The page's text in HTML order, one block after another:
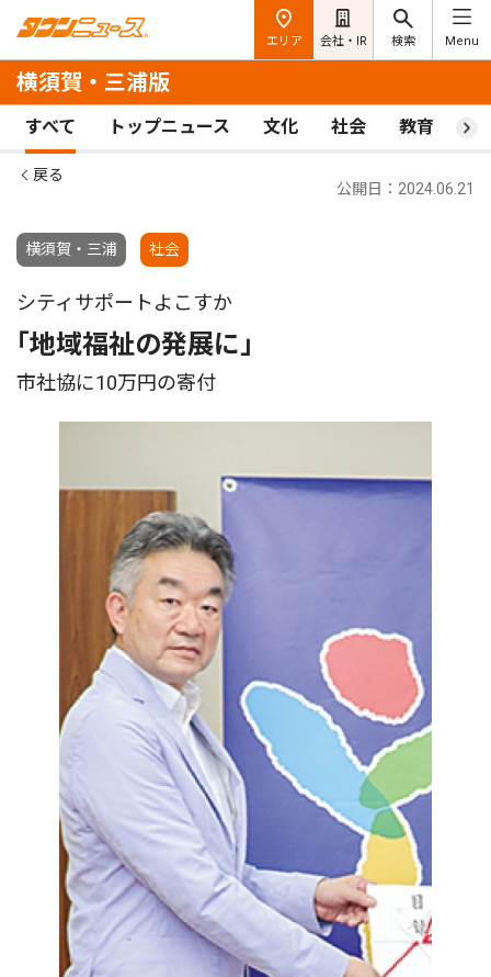
エリア 会社・IR 検索 Menu
横須賀・三浦版
すべて トップニュース 文化 社会 教育 ス
戻る
横須賀・三浦 社会
公開日：2024.06.21
シティサポートよこすか
｢地域福祉の発展に｣
市社協に10万円の寄付